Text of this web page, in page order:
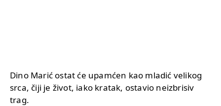
Dino Marić ostat će upamćen kao mladić velikog
srca, čiji je život, iako kratak, ostavio neizbrisiv
trag.